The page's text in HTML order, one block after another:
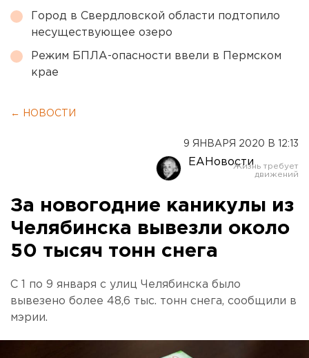
Город в Свердловской области подтопило
несуществующее озеро
Режим БПЛА-опасности ввели в Пермском
крае
← НОВОСТИ
9 ЯНВАРЯ 2020 В 12:13
ЕАНовости
За новогодние каникулы из
Челябинска вывезли около
50 тысяч тонн снега
С 1 по 9 января с улиц Челябинска было
вывезено более 48,6 тыс. тонн снега, сообщили в
мэрии.